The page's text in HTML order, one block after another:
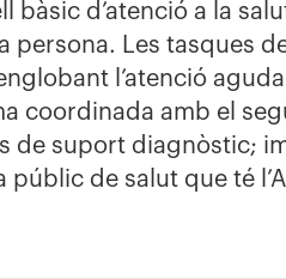
bàsic d’atenció a la
Les tasques de
l’atenció
coordinada amb el
de suport diagnòstic;
de salut que té